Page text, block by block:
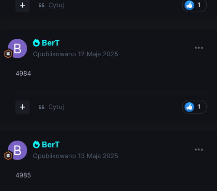
1
Cytuj
BerT
Opublikowano 12 Maja 2025
4984
1
Cytuj
BerT
Opublikowano 13 Maja 2025
4985